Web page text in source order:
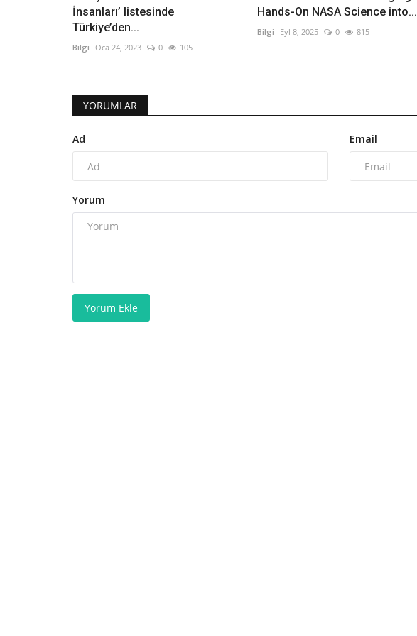
İnsanları’ listesinde
Türkiye’den...
Bilgi Oca 24, 2023 0 105
Hands-On NASA Science into...
Bilgi Eyl 8, 2025 0 815
YORUMLAR
Ad Email
Yorum
Yorum Ekle